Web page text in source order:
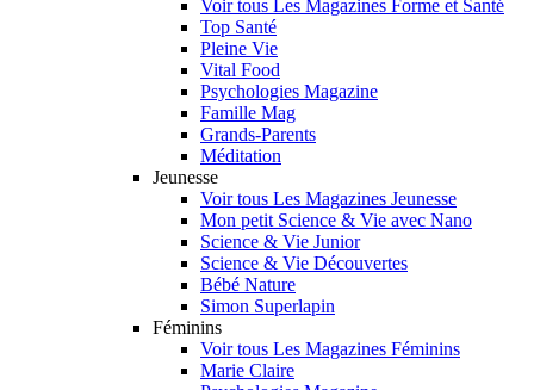
Voir tous Les Magazines Forme et Santé
Top Santé
Pleine Vie
Vital Food
Psychologies Magazine
Famille Mag
Grands-Parents
Méditation
Jeunesse
Voir tous Les Magazines Jeunesse
Mon petit Science & Vie avec Nano
Science & Vie Junior
Science & Vie Découvertes
Bébé Nature
Simon Superlapin
Féminins
Voir tous Les Magazines Féminins
Marie Claire